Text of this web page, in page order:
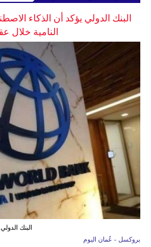
البنك الدولي يؤكد أن الذكاء
النامية خلال
البنك الدولي
بروكسل - عُمان اليوم